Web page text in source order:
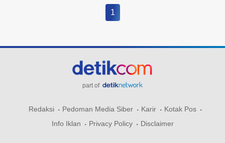
1
part of
Redaksi Pedoman Media Siber Karir
Kotak Pos
Info Iklan
Privacy Policy Disclaimer